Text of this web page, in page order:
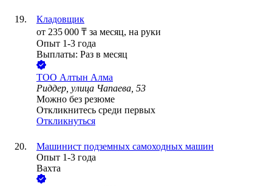
Кладовщик
от 235 000 ₸ за месяц, на руки
Опыт 1-3 года
Выплаты: Раз в месяц
ТОО Алтын Алма
Риддер, улица Чапаева, 53
Можно без резюме
Откликнитесь среди первых
Откликнуться
Машинист подземных самоходных машин
Опыт 1-3 года
Вахта